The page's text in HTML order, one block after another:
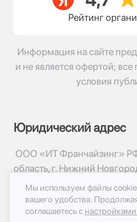
Рейтинг
Информация на сайте
и не является офертой;
условия
Юридический адрес
ООО «ИТ Франчайзинг»
область, г. Нижний
© 2017-2026г, База
Политика
Мы используем файлы
вашего удобства.
соглашаетесь с